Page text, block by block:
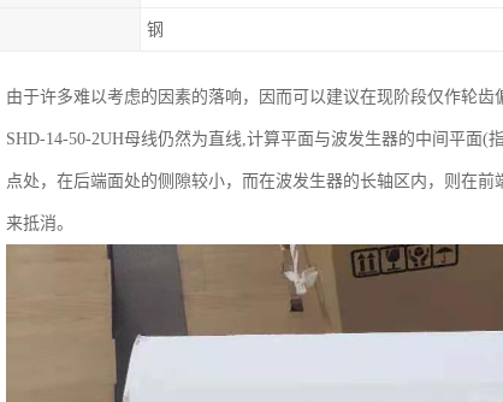
钢
由于许多难以考虑的因素的落响，因而可以建议在现阶段仅作轮
SHD-14-50-2UH母线仍然为直线,计算平面与波发生器的中间平面
点处，在后端面处的侧隙较小，而在波发生器的长轴区内，则在
来抵消。